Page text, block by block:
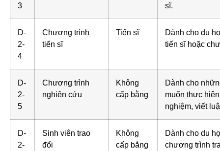
3
sĩ.
D-
2-
4
Chương trình
tiến sĩ
Tiến sĩ
Dành cho du
tiến sĩ hoặc
D-
2-
5
Chương trình
nghiên cứu
Không
cấp bằng
Dành cho
muốn thực
nghiệm, viết
D-
2-
Sinh viên trao
đổi
Không
cấp bằng
Dành cho du
chương trình